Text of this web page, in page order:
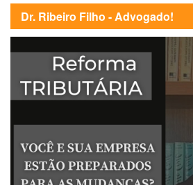
Dr. Ribeiro Filho - Advogado!